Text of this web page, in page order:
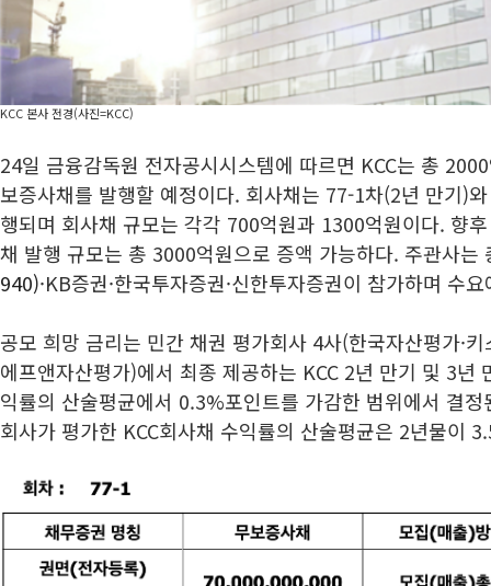
KCC 본사 전경(사진=KCC)
24일 금융감독원 전자공시시스템에 따르면 KCC는 총
보증사채를 발행할 예정이다. 회사채는 77-1차(2년 만기)
행되며 회사채 규모는 각각 700억원과 1300억원이다. 향
채 발행 규모는 총 3000억원으로 증액 가능하다. 주관사는
940)·KB증권·한국투자증권·신한투자증권이 참가하며 수
공모 희망 금리는 민간 채권 평가회사 4사(한국자산평가·키
에프앤자산평가)에서 최종 제공하는 KCC 2년 만기 및 3년
익률의 산술평균에서 0.3%포인트를 가감한 범위에서 결
회사가 평가한 KCC회사채 수익률의 산술평균은 2년물이